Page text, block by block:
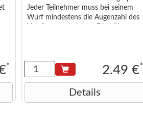
*
Jeder Teilnehmer muss bei seinem
Wurf mindestens die Augenzahl des
verdeckt in der Hand bzw. im
Becher. Nun darf man lügen und
oder man sagt die richtige Zahl. Der
nächste Spieler kann die Zahl
2.49 €*
Details